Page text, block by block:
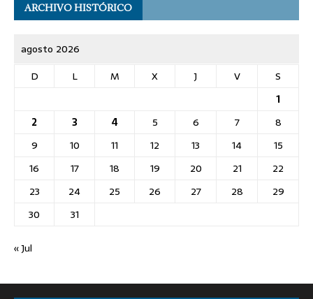
ARCHIVO HISTÓRICO
agosto 2026
D
L M X J V
S
1
2
3 4 5 6 7
8
9
10 11 12 13 14
15
16
17 18 19 20 21
22
23
24 25 26 27 28
29
30
31
« Jul